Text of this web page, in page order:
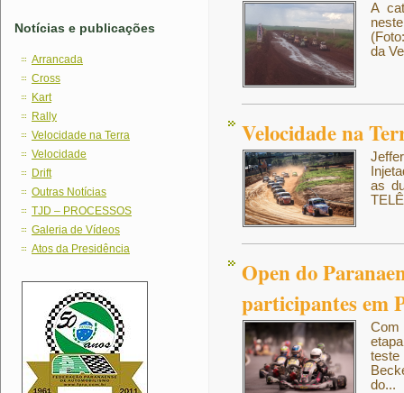
Notícias e publicações
Arrancada
Cross
Kart
Rally
Velocidade na Terra
Velocidade
Drift
Outras Notícias
TJD – PROCESSOS
Galeria de Vídeos
Atos da Presidência
A
da
Velocidade na
as
Open do
participantes em
teste
do...